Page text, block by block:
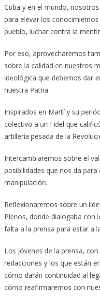
Cuba y en el mundo,
para elevar los
pueblo, luchar contra la
Por eso, aprovecharemos
sobre la calidad en nuestros
ideológica que debemos dar
nuestra Patria.
Inspirados en Martí y su
colectivo a un Fidel que
artillería pesada de la
Intercambiaremos sobre el
posibilidades que nos da
manipulación.
Reflexionaremos sobre un
Plenos, donde dialogaba con
falta a la prensa para estar a
Los jóvenes de la prensa,
redacciones y los que están
cómo darán continuidad al
cómo reafirmaremos con